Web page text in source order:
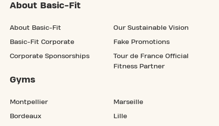
About Basic-Fit
About Basic-Fit
Basic-Fit Corporate
Corporate Sponsorships
Our Sustainable Vision
Fake Promotions
Tour de France Official
Fitness Partner
Gyms
Montpellier
Bordeaux
Marseille
Lille